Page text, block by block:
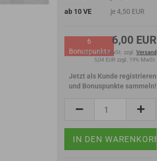
ab 10 VE
je 4,50 EUR
6,00 EUR
inkl. 19% MwSt. zzgl. Versand
5,04 EUR zzgl. 19% MwSt.
6
Bonuspunkte
Jetzt als Kunde registrieren
und Bonuspunkte sammeln!